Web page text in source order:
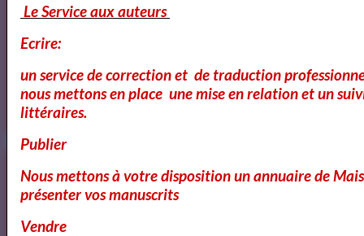
Cours Ateliers Formations
Cours et Formation Paris
Cours et Ateliers de Cinema
Le Service aux auteurs
Ecrire:
un service de correction et de traduction
nous mettons en place une mise en relation et un
littéraires.
Publier
Nous mettons à votre disposition un annuaire de
présenter vos manuscrits
Vendre